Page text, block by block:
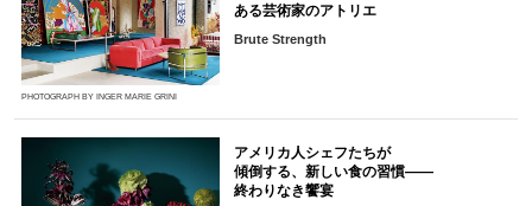
PHOTOGRAPH BY INGER MARIE GRINI
ある芸術家のアトリエ
Brute Strength
アメリカ人シェフたちが
傾倒する、新しい食の習慣――
終わりなき饗宴